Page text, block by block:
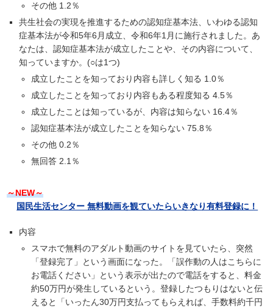
その他 1.2％
共生社会の実現を推進するための認知症基本法、いわゆる認知
症基本法が令和5年6月成立、令和6年1月に施行されました。あ
なたは、認知症基本法が成立したことや、その内容について、
知っていますか。(○は1つ)
成立したことを知っており内容も詳しく知る 1.0％
成立したことを知っており内容もある程度知る 4.5％
成立したことは知っているが、内容は知らない 16.4％
認知症基本法が成立したことを知らない 75.8％
その他 0.2％
無回答 2.1％
～NEW～
国民生活センター 無料動画を観ていたらいきなり有料登録に！
内容
スマホで無料のアダルト動画のサイトを見ていたら、突然
「登録完了」という画面になった。「誤作動の人はこちらに
お電話ください」という表示が出たので電話をすると、料金
約50万円が発生しているという。登録したつもりはないと伝
えると「いったん30万円支払ってもらえれば、手数料約千円